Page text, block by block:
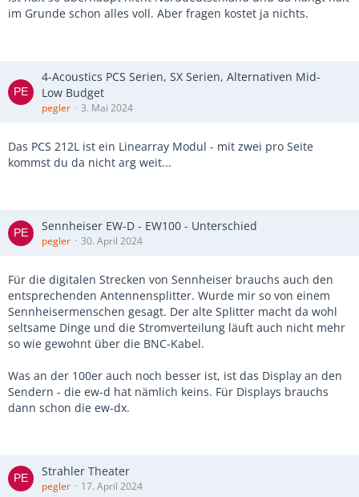
im Grunde schon alles voll. Aber fragen kostet ja nichts.
4-Acoustics PCS Serien, SX Serien, Alternativen Mid-
Low Budget
pegler 3. Mai 2024
Das PCS 212L ist ein Linearray Modul - mit zwei pro Seite
kommst du da nicht arg weit...
Sennheiser EW-D - EW100 - Unterschied
pegler 30. April 2024
Für die digitalen Strecken von Sennheiser brauchs auch den
entsprechenden Antennensplitter. Wurde mir so von einem
Sennheisermenschen gesagt. Der alte Splitter macht da wohl
seltsame Dinge und die Stromverteilung läuft auch nicht mehr
so wie gewohnt über die BNC-Kabel.
Was an der 100er auch noch besser ist, ist das Display an den
Sendern - die ew-d hat nämlich keins. Für Displays brauchs
dann schon die ew-dx.
Strahler Theater
pegler 17. April 2024